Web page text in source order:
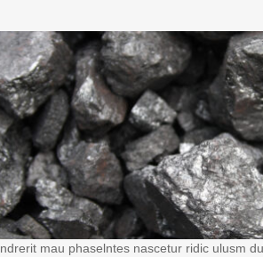
mau phaselntes nascetur ridic ulusm